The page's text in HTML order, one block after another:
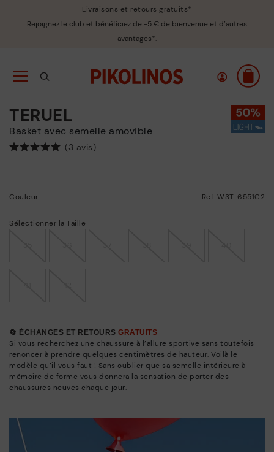
Livraisons et retours gratuits*
Rejoignez le club et bénéficiez de -5 € de bienvenue et d’autres
avantages*.
TERUEL
basket avec semelle amovible
(3 avis)
Couleur: Ref: W3T-6551C2
Sélectionner la Taille
🔄 ÉCHANGES ET RETOURS GRATUITS
Si vous recherchez une chaussure à l’allure sportive sans toutefois
renoncer à prendre quelques centimètres de hauteur. Voilà le
modèle qu’il vous faut ! Sans oublier que sa semelle intérieure à
mémoire de forme vous donnera la sensation de porter des
chaussures neuves chaque jour.